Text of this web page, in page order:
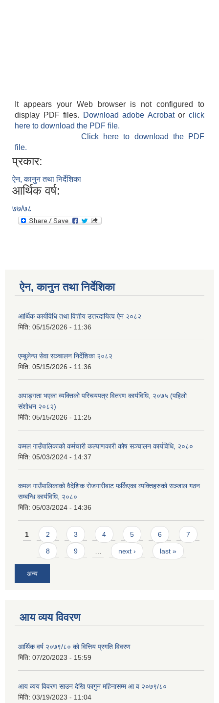
It appears your Web browser is not configured to
display PDF files.
Download adobe Acrobatorclick
here to download the PDF file.
Click here to download the PDF
file.
प्रकार:
ऐन, कानुन तथा निर्देशिका
आर्थिक वर्ष:
७७/७८
ऐन, कानुन तथा निर्देशिका
आर्थिक कार्यविधि तथा वित्तीय उत्तरदायित्व ऐन २०८२
मिति: 05/15/2026 - 11:36
एम्बुलेन्स सेवा सञ्चालन निर्देशिका २०८२
मिति: 05/15/2026 - 11:36
अपाङ्गता भएका व्यक्तिको परिचयपत्र वितरण कार्यविधि, २०७५ (पहिलो
संशोधन २०८२)
मिति: 05/15/2026 - 11:25
कमल गाउँपालिकाको कर्मचारी कल्याणकारी कोष सञ्चालन कार्यविधि, २०८०
मिति: 05/03/2024 - 14:37
कमल गाउँपालिकाको वैदेशिक रोजगारीबाट फर्किएका व्यक्तिहरुको सञ्जाल गठन
सम्बन्धि कार्यविधि, २०८०
मिति: 05/03/2024 - 14:36
Pages
1 2 3 4 5 6 7
8 9 next › last »
अन्य
आय व्यय विवरण
आर्थिक वर्ष २०७९/८० को वित्तिय प्रगति विवरण
मिति: 07/20/2023 - 15:59
आय व्यय विवरण साउन देखि फागुन महिनासम्म आ व २०७९/८०
मिति: 03/19/2023 - 11:04